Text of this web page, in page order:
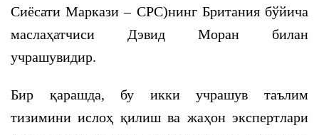
Сиёсати Маркази – CPC)нинг Британия бўйича
маслаҳатчиси Дэвид Моран билан
учрашувидир.
Бир қарашда, бу икки учрашув таълим
тизимини ислоҳ қилиш ва жаҳон экспертлари